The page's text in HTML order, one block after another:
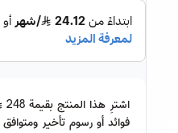
اشترِ هذا المنتج بقيمة 248
فوائد أو رسوم تأخير